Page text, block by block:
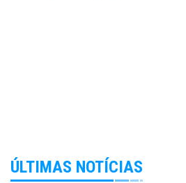
ÚLTIMAS NOTÍCIAS